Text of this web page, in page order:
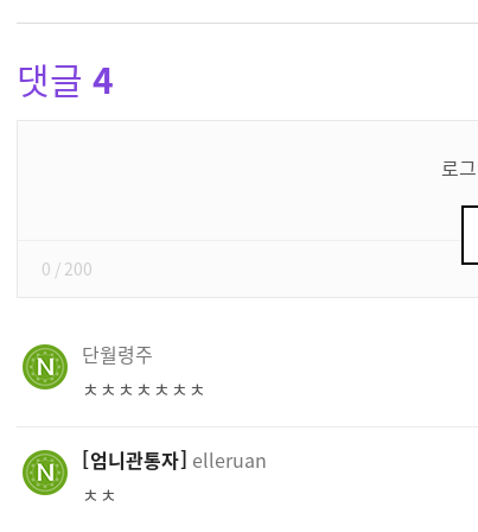
댓글 4
로
0 / 200
단월령주
ㅊㅊㅊㅊㅊㅊㅊ
엄니관통자 elleruan
ㅊㅊ